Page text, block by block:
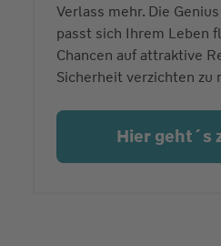
Verlass mehr. Die
passt sich Ihrem Leben
Chancen auf attraktive
Sicherheit verzichten zu
Hier geht´s